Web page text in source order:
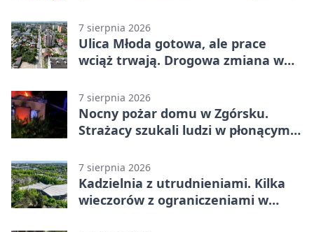
7 sierpnia 2026
Ulica Młoda gotowa, ale prace
wciąż trwają. Drogowa zmiana w
7 sierpnia 2026
Nocny pożar domu w Zgórsku.
Strażacy szukali ludzi w płonącym
7 sierpnia 2026
Kadzielnia z utrudnieniami. Kilka
wieczorów z ograniczeniami w